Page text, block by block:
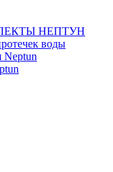
НЕПТУН
воды
Neptun